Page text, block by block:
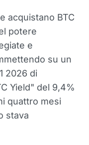
acquistano BTC
potere
e
su un
2026 di
Yield" del 9,4%
quattro mesi
stava